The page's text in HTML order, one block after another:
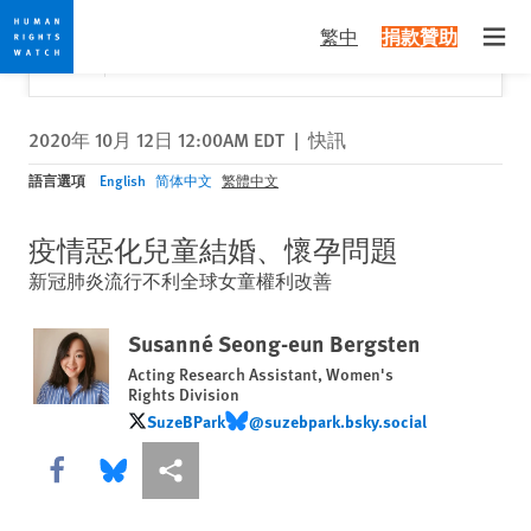
Skip
to
cookie
privacy
notice
Skip
to
main
content
繁中 捐款贊助
Would you like to read this page in English?
Yes
✕
2020年 10月 12日 12:00AM EDT | 快訊
語言選項 English 简体中文 繁體中文
疫情惡化兒童結婚、懷孕問題
新冠肺炎流行不利全球女童權利改善
Susanné Seong-eun Bergsten
Acting Research Assistant, Women's
Rights Division
SuzeBPark
SuzeBPark@suzebpark.bsky.social
@suzebpark.bsky.social
Share this via Facebook
Share this via Bluesky
More sharing options